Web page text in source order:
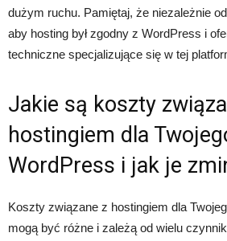
dużym ruchu. Pamiętaj, że niezależnie
aby hosting był zgodny z WordPress i
techniczne specjalizujące się w tej
Jakie są koszty
hostingiem dla
WordPress i jak je
Koszty związane z hostingiem dla
mogą być różne i zależą od wielu